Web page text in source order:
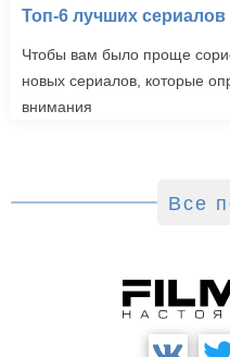
Топ-6 лучших сериалов
Чтобы вам было проще
новых сериалов, которые
внимания
Все